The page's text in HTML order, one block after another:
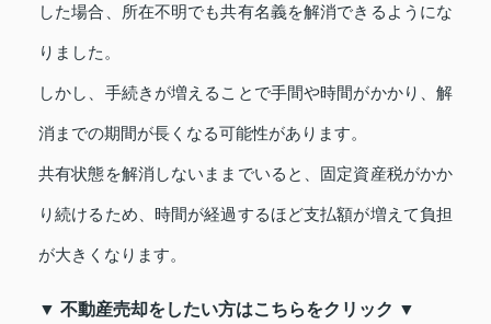
した場合、所在不明でも共有名義を解消できるようにな
りました。
しかし、手続きが増えることで手間や時間がかかり、解
消までの期間が長くなる可能性があります。
共有状態を解消しないままでいると、固定資産税がかか
り続けるため、時間が経過するほど支払額が増えて負担
が大きくなります。
▼ 不動産売却をしたい方はこちらをクリック ▼